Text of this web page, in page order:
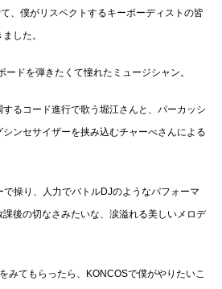
、僕がリスペクトするキーボーディストの皆
した。
ドを弾きたくて憧れたミュージシャン。
るコード進行で歌う堀江さんと、パーカッシ
ンセサイザーを挟み込むチャーべさんによる
操り、人力でバトルDJのようなパフォーマ
後の切なさみたいな、涙溢れる美しいメロデ
みてもらったら、KONCOSで僕がやりたいこ